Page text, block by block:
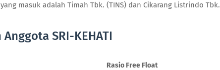
masuk adalah Timah Tbk. (TINS) dan Cikarang Listrindo Tbk.
SRI-KEHATI
Rasio Free Float